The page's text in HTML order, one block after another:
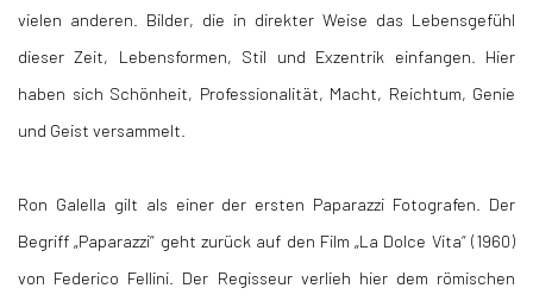
vielen anderen. Bilder, die in direkter Weise das Lebensgefühl
dieser Zeit, Lebensformen, Stil und Exzentrik einfangen. Hier
haben sich Schönheit, Professionalität, Macht, Reichtum, Genie
und Geist versammelt.
Ron Galella gilt als einer der ersten Paparazzi Fotografen. Der
Begriff „Paparazzi“ geht zurück auf den Film „La Dolce Vita“ (1960)
von Federico Fellini. Der Regisseur verlieh hier dem römischen